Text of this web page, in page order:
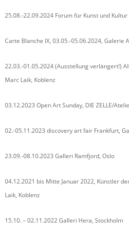
25.08.-22.09.2024 Forum für Kunst und
Carte Blanche IX, 03.05.-05.06.2024, Galerie
22.03.-01.05.2024 (Ausstellung verlängert!)
Marc Laik, Koblenz
03.12.2023 Open Art Sunday, DIE ZELLE/
02.-05.11.2023 discovery art fair Frankfurt,
23.09.-08.10.2023 Galleri Ramfjord, Oslo
04.12.2021 bis Mitte Januar 2022, Künstler
Laik, Koblenz
15.10. – 02.11.2022 Galleri Hera, Stockholm